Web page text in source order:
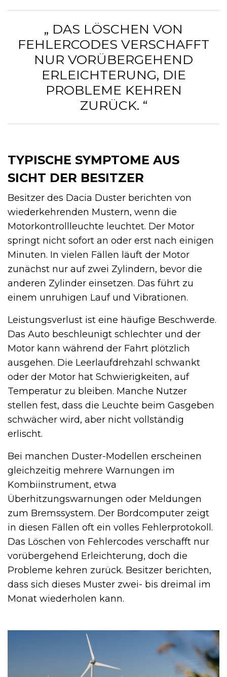
„ DAS LÖSCHEN VON
FEHLERCODES VERSCHAFFT
NUR VORÜBERGEHEND
ERLEICHTERUNG, DIE
PROBLEME KEHREN
ZURÜCK. “
TYPISCHE SYMPTOME AUS
SICHT DER BESITZER
Besitzer des Dacia Duster berichten von
wiederkehrenden Mustern, wenn die
Motorkontrollleuchte leuchtet. Der Motor
springt nicht sofort an oder erst nach einigen
Minuten. In vielen Fällen läuft der Motor
zunächst nur auf zwei Zylindern, bevor die
anderen Zylinder einsetzen. Das führt zu
einem unruhigen Lauf und Vibrationen.
Leistungsverlust ist eine häufige Beschwerde.
Das Auto beschleunigt schlechter und der
Motor kann während der Fahrt plötzlich
ausgehen. Die Leerlaufdrehzahl schwankt
oder der Motor hat Schwierigkeiten, auf
Temperatur zu bleiben. Manche Nutzer
stellen fest, dass die Leuchte beim Gasgeben
schwächer wird, aber nicht vollständig
erlischt.
Bei manchen Duster-Modellen erscheinen
gleichzeitig mehrere Warnungen im
Kombiinstrument, etwa
Überhitzungswarnungen oder Meldungen
zum Bremssystem. Der Bordcomputer zeigt
in diesen Fällen oft ein volles Fehlerprotokoll.
Das Löschen von Fehlercodes verschafft nur
vorübergehend Erleichterung, doch die
Probleme kehren zurück. Besitzer berichten,
dass sich dieses Muster zwei- bis dreimal im
Monat wiederholen kann.